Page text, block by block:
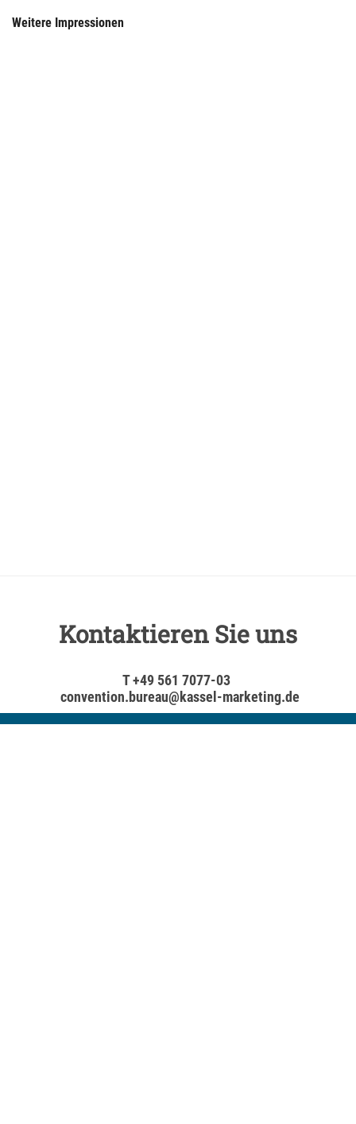
Weitere Impressionen
Kontaktieren Sie uns
T +49 561 7077-03
convention.bureau@kassel-marketing.de